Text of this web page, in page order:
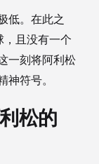
低。在此之
且没有一个
一刻将阿利松
符号。
松的